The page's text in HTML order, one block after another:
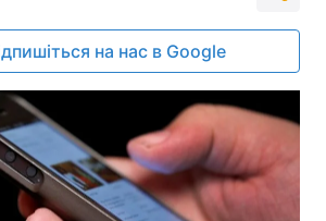
на нас в Google